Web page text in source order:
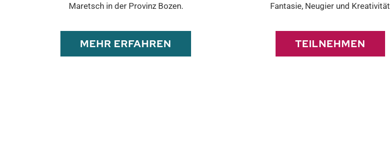
Maretsch in der Provinz Bozen.
MEHR ERFAHREN
Fantasie, Neugier und Kreativität
TEILNEHMEN